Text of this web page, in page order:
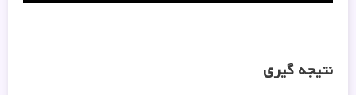
نتیجه گیری